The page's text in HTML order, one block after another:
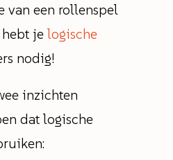
van een rollenspel
hebt jelogische
nodig!
inzichten
dat logische